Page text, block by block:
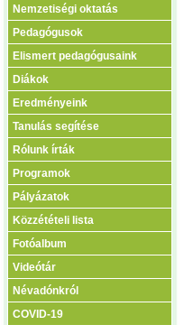
Nemzetiségi oktatás
Pedagógusok
Elismert pedagógusaink
Diákok
Eredményeink
Tanulás segítése
Rólunk írták
Programok
Pályázatok
Közzétételi lista
Fotóalbum
Videótár
Névadónkról
COVID-19